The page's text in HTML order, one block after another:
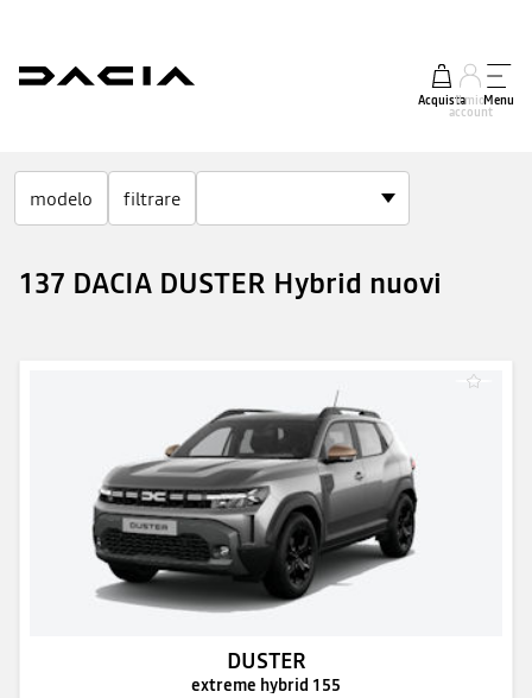
AcquistaIl mio
account
Menu
modelo filtrare
137 DACIA DUSTER Hybrid nuovi
DUSTER
extreme hybrid 155